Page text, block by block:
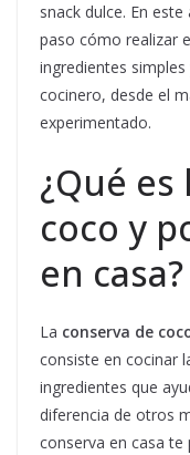
snack dulce. En
paso cómo realizar
ingredientes
cocinero, desde el
experimentado.
¿Qué
coco y
en casa?
La conserva de
consiste en cocinar
ingredientes que
diferencia de otros
conserva en casa